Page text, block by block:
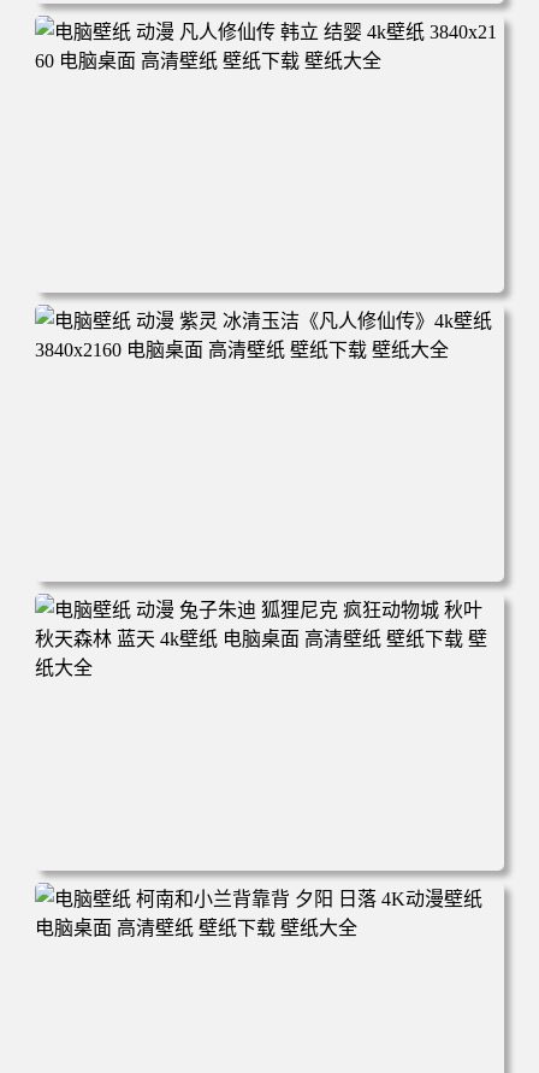
电脑壁纸 动漫角色 卡通场景 夏日休闲 夏日壁纸 治愈系 童
年回忆 荷塘荷叶 蜡笔小新 电脑桌面 高清壁纸 壁纸下载 壁
电脑壁纸 动漫 凡人修仙传 韩立 结婴 4k壁纸 3840x2160 电
脑桌面 高清壁纸 壁纸下载 壁纸大全
电脑壁纸 动漫 紫灵 冰清玉洁《凡人修仙传》4k壁纸 3840x2
160 电脑桌面 高清壁纸 壁纸下载 壁纸大全
电脑壁纸 动漫 兔子朱迪 狐狸尼克 疯狂动物城 秋叶 秋天森
林 蓝天 4k壁纸 电脑桌面 高清壁纸 壁纸下载 壁纸大全